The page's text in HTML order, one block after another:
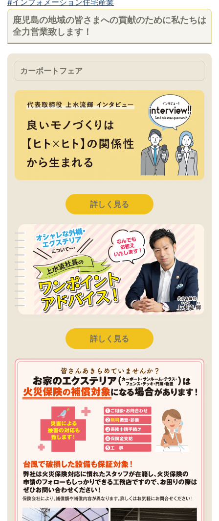
鹿児島の地域の皆さまへの貢献のために私たちは
全力営業致します！
カーポートフェア
詳しく見る
詳しく見る